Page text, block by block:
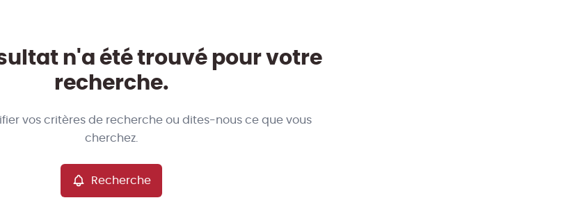
n'a été trouvé pour votre
recherche.
vos critères de recherche ou dites-nous ce que vous
cherchez.
Recherche